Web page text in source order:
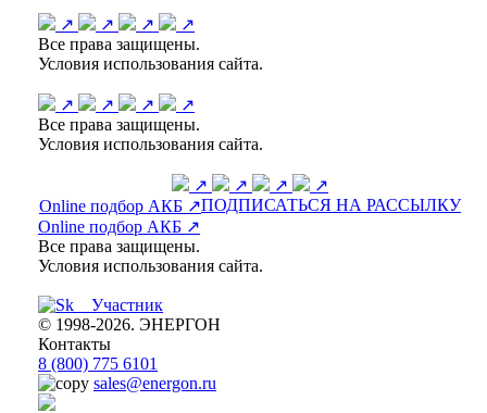
↗ ↗ ↗
↗
Все права защищены.
Условия использования сайта.
↗ ↗ ↗
↗
Все права защищены.
Условия использования сайта.
↗ ↗ ↗
↗
Online подбор АКБ ↗ПОДПИСАТЬСЯ НА РАССЫЛКУ
Online подбор АКБ ↗
Все права защищены.
Условия использования сайта.
© 1998-2026. ЭНЕРГОН
Контакты
8 (800) 775 6101
sales@energon.ru